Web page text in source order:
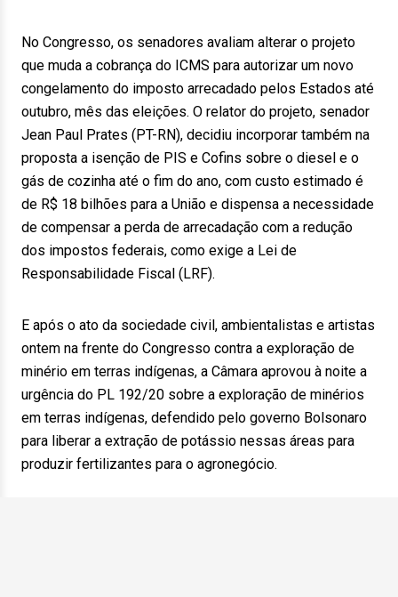
No Congresso, os senadores avaliam alterar o projeto
que muda a cobrança do ICMS para autorizar um novo
congelamento do imposto arrecadado pelos Estados até
outubro, mês das eleições. O relator do projeto, senador
Jean Paul Prates (PT-RN), decidiu incorporar também na
proposta a isenção de PIS e Cofins sobre o diesel e o
gás de cozinha até o fim do ano, com custo estimado é
de R$ 18 bilhões para a União e dispensa a necessidade
de compensar a perda de arrecadação com a redução
dos impostos federais, como exige a Lei de
Responsabilidade Fiscal (LRF).
E após o ato da sociedade civil, ambientalistas e artistas
ontem na frente do Congresso contra a exploração de
minério em terras indígenas, a Câmara aprovou à noite a
urgência do PL 192/20 sobre a exploração de minérios
em terras indígenas, defendido pelo governo Bolsonaro
para liberar a extração de potássio nessas áreas para
produzir fertilizantes para o agronegócio.